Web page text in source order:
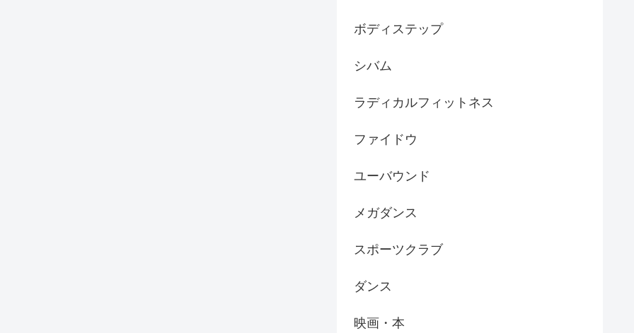
ボディステップ
シバム
ラディカルフィットネス
ファイドウ
ユーバウンド
メガダンス
スポーツクラブ
ダンス
映画・本